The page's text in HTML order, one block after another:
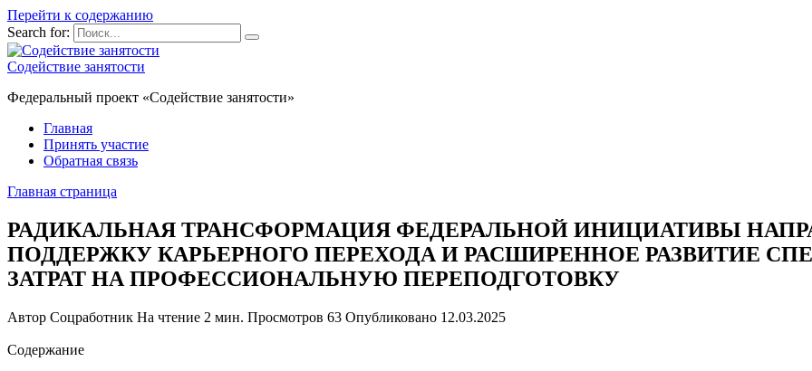
Перейти к содержанию
Search for:
Содействие занятости
Федеральный проект «Содействие занятости»
Главная
Принять участие
Обратная связь
Главная страница
РАДИКАЛЬНАЯ ТРАНСФОРМАЦИЯ ФЕДЕРАЛЬНОЙ ИНИЦИАТИВЫ
ПОДДЕРЖКУ КАРЬЕРНОГО ПЕРЕХОДА И РАСШИРЕННОЕ РАЗВИТИЕ
ЗАТРАТ НА ПРОФЕССИОНАЛЬНУЮ ПЕРЕПОДГОТОВКУ
Автор Соцработник На чтение 2 мин. Просмотров 63 Опубликовано 12.03.2025
Содержание